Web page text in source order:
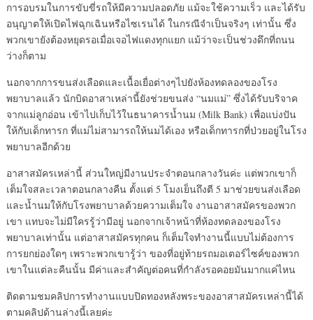
การอบรมในการขับขี่รถให้มีความปลอดภัย แม้จะใช้ความเร็ว และได้รับ
อนุญาตให้เปิดไฟฉุกเฉินหรือไซเรนได้ ในกรณีจำเป็นจริงๆ เท่านั้น ซึ่ง
พวกเขายังต้องหยุดรอเมื่อเจอไฟแดงทุกแยก แม้ว่าจะเป็นช่วงดึกที่ถนน
ว่างก็ตาม
นอกจากการขนส่งเลือดและเนื้อเยื่อต่างๆไปยังห้องทดลองของโรง
พยาบาลแล้ว นักบิดอาสาเหล่านี้ยังช่วยขนส่ง “นมแม่” ซึ่งได้รับบริจาค
จากแม่ลูกอ่อน เข้าไปเก็บไว้ในธนาคารน้ำนม (Milk Bank) เพื่อแบ่งปัน
ให้กับเด็กทารก ที่แม่ไม่สามารถให้นมได้เอง หรือเด็กทารกที่ป่วยอยู่ในโรง
พยาบาลอีกด้วย
อาสาสมัครเหล่านี้ ส่วนใหญ่มีงานประจำตอนกลางวันค่ะ แต่พวกเขาก็
เต็มใจสละเวลาตอนกลางคืน ตั้งแต่ 5 โมงเย็นถึงตี 5 มาช่วยขนส่งเลือด
และน้ำนมให้กับโรงพยาบาลด้วยความเต็มใจ งานอาสาสมัครของพวก
เขา แทบจะไม่มีใครรู้ว่ามีอยู่ นอกจากเจ้าหน้าที่ห้องทดลองของโรง
พยาบาลเท่านั้น แต่อาสาสมัครทุกคน ก็เต็มใจทำงานนี้แบบไม่ต้องการ
การยกย่องใดๆ เพราะพวกเขารู้ว่า ของที่อยู่ท้ายรถมอเตอร์ไซค์ของพวก
เขาในแต่ละคืนนั้น มีค่าและสำคัญต่อคนที่กำลังรอคอยมันมากแค่ไหน
ติดตามชมคลิปการทำงานแบบปิดทองหลังพระของอาสาสมัครเหล่านี้ได้
ตามคลิปด้านล่างนี้เลยค่ะ